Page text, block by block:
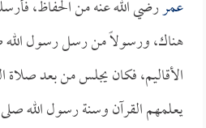
عمررضي الله عنه من الحفاظ،
هناك، ورسولاً من رسل رسول الله
الأقاليم، فكان يجلس من بعد
يعلمهم القرآن وسنة رسول الله